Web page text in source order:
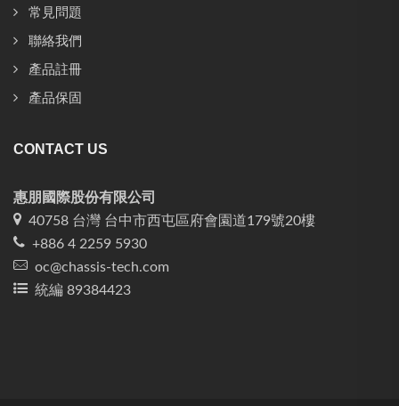
常見問題
聯絡我們
產品註冊
產品保固
CONTACT US
惠朋國際股份有限公司
40758 台灣 台中市西屯區府會園道179號20樓
+886 4 2259 5930
oc@chassis-tech.com
統編 89384423